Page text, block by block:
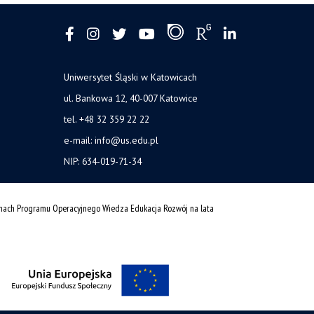
Uniwersytet Śląski w Katowicach
ul. Bankowa 12, 40-007 Katowice
tel. +48 32 359 22 22
e-mail: info@us.edu.pl
NIP: 634-019-71-34
Programu Operacyjnego Wiedza Edukacja Rozwój na lata